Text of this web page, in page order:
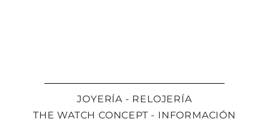
JOYERÍA - RELOJERÍA
THE WATCH CONCEPT - INFORMACIÓN